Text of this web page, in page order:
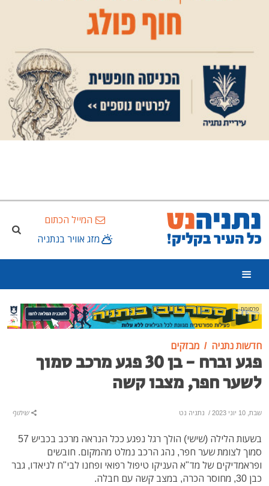
המייל הכתום
מזג אוויר בנתניה
פרסומת
חדשות נתניה מבזקים
פגע וברח - בן 30 פגע מרכב סמוך
לשער חפר, מצבו קשה
שבת, 10 יוני 2023 / נתניה נט שיתוף
בשעות הלילה (שישי) הולך רגל נפגע ככל הנראה מרכב בכביש 57
סמוך לצומת שער חפר, נהג הרכב נמלט מהמקום. חובשים
ופראמדיקים של מד"א העניקו טיפול רפואי ופחנו לבי"ח לניאדו, גבר
כבן 30, מחוסר הכרה, במצב קשה עם חבלה.